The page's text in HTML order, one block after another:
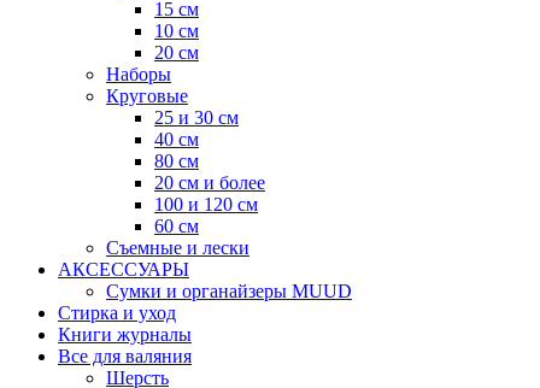
15 см
10 см
20 см
Наборы
Круговые
25 и 30 см
40 см
80 см
20 см и более
100 и 120 см
60 см
Съемные и лески
АКСЕССУАРЫ
Сумки и органайзеры MUUD
Стирка и уход
Книги журналы
Все для валяния
Шерсть